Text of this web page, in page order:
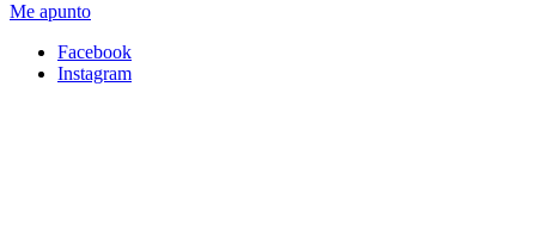
Me apunto
Facebook
Instagram